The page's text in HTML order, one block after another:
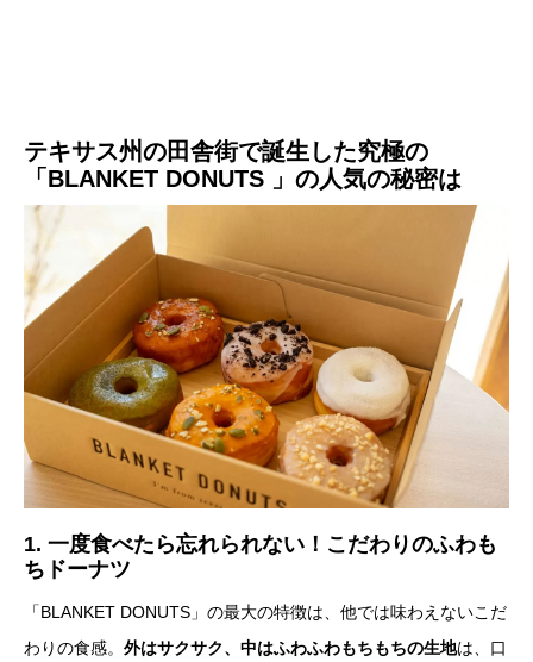
テキサス州の田舎街で誕生した究極の
「BLANKET DONUTS 」の人気の秘密は
1. 一度食べたら忘れられない！こだわりのふわも
ちドーナツ
「BLANKET DONUTS」の最大の特徴は、他では味わえないこだ
わりの食感。 外はサクサク、中はふわふわもちもちの生地は、口